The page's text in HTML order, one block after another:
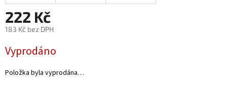
222 Kč
183 Kč bez DPH
cena:
Vyprodáno
Položka byla vyprodána…